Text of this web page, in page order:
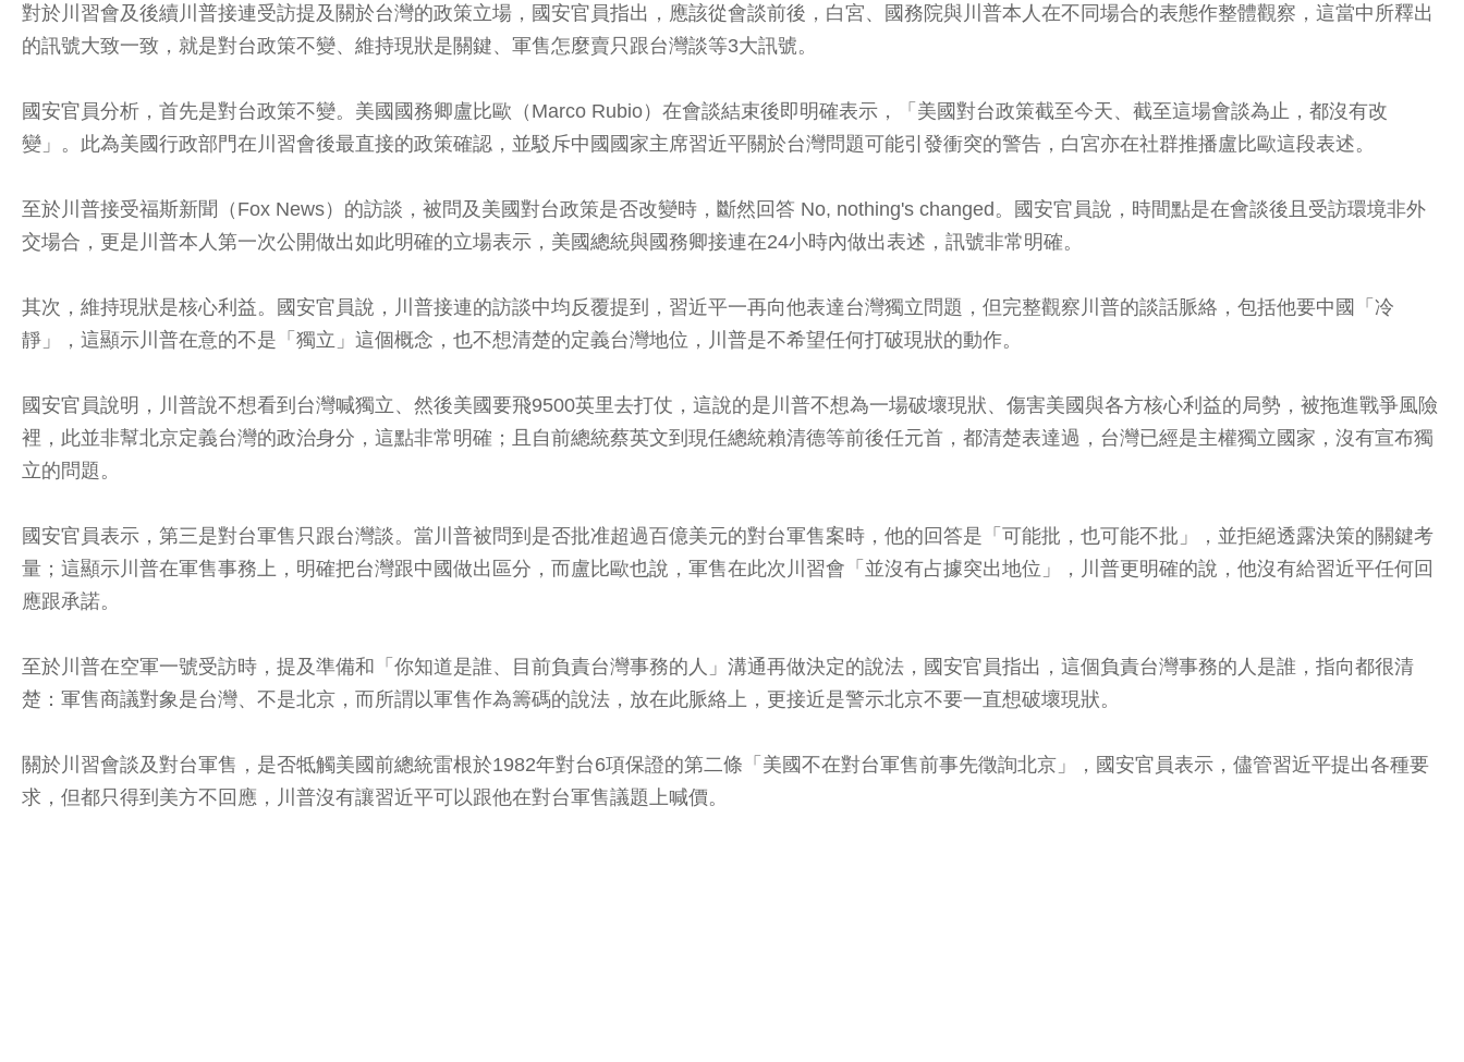
對於川習會及後續川普接連受訪提及關於台灣的政策立場，國安官員指出，應該從會談前後，白宮、國務院與川普本人在不同場合的表態作整體觀察，這當中所釋出
的訊號大致一致，就是對台政策不變、維持現狀是關鍵、軍售怎麼賣只跟台灣談等3大訊號。
國安官員分析，首先是對台政策不變。美國國務卿盧比歐（Marco Rubio）在會談結束後即明確表示，「美國對台政策截至今天、截至這場會談為止，都沒有改
變」。此為美國行政部門在川習會後最直接的政策確認，並駁斥中國國家主席習近平關於台灣問題可能引發衝突的警告，白宮亦在社群推播盧比歐這段表述。
至於川普接受福斯新聞（Fox News）的訪談，被問及美國對台政策是否改變時，斷然回答 No, nothing's changed。國安官員說，時間點是在會談後且受訪環境非外
交場合，更是川普本人第一次公開做出如此明確的立場表示，美國總統與國務卿接連在24小時內做出表述，訊號非常明確。
其次，維持現狀是核心利益。國安官員說，川普接連的訪談中均反覆提到，習近平一再向他表達台灣獨立問題，但完整觀察川普的談話脈絡，包括他要中國「冷
靜」，這顯示川普在意的不是「獨立」這個概念，也不想清楚的定義台灣地位，川普是不希望任何打破現狀的動作。
國安官員說明，川普說不想看到台灣喊獨立、然後美國要飛9500英里去打仗，這說的是川普不想為一場破壞現狀、傷害美國與各方核心利益的局勢，被拖進戰爭風險
裡，此並非幫北京定義台灣的政治身分，這點非常明確；且自前總統蔡英文到現任總統賴清德等前後任元首，都清楚表達過，台灣已經是主權獨立國家，沒有宣布獨
立的問題。
國安官員表示，第三是對台軍售只跟台灣談。當川普被問到是否批准超過百億美元的對台軍售案時，他的回答是「可能批，也可能不批」，並拒絕透露決策的關鍵考
量；這顯示川普在軍售事務上，明確把台灣跟中國做出區分，而盧比歐也說，軍售在此次川習會「並沒有占據突出地位」，川普更明確的說，他沒有給習近平任何回
應跟承諾。
至於川普在空軍一號受訪時，提及準備和「你知道是誰、目前負責台灣事務的人」溝通再做決定的說法，國安官員指出，這個負責台灣事務的人是誰，指向都很清
楚：軍售商議對象是台灣、不是北京，而所謂以軍售作為籌碼的說法，放在此脈絡上，更接近是警示北京不要一直想破壞現狀。
關於川習會談及對台軍售，是否牴觸美國前總統雷根於1982年對台6項保證的第二條「美國不在對台軍售前事先徵詢北京」，國安官員表示，儘管習近平提出各種要
求，但都只得到美方不回應，川普沒有讓習近平可以跟他在對台軍售議題上喊價。